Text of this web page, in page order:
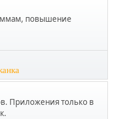
повышение
Приложения только в